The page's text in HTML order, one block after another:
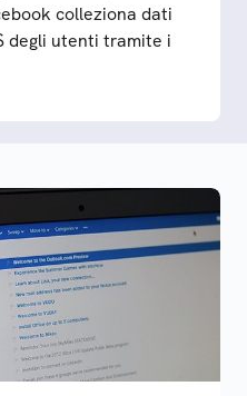
colleziona dati
degli utenti tramite i